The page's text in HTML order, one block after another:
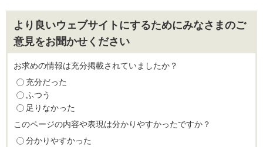
より良いウェブサイトにするためにみなさまのご
意見をお聞かせください
お求めの情報は充分掲載されていましたか？
充分だった
ふつう
足りなかった
このページの内容や表現は分かりやすかったですか？
分かりやすかった